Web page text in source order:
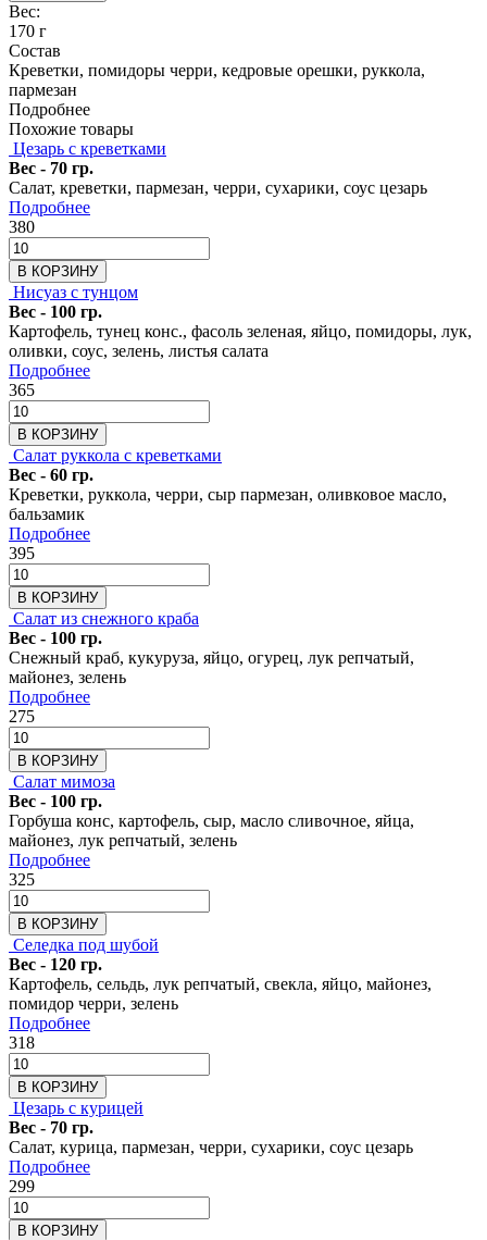
Вес:
170 г
Состав
Креветки, помидоры черри, кедровые орешки, руккола,
пармезан
Подробнее
Похожие товары
Цезарь с креветками
Вес - 70 гр.
Салат, креветки, пармезан, черри, сухарики, соус цезарь
Подробнее
380
В КОРЗИНУ
Нисуаз с тунцом
Вес - 100 гр.
Картофель, тунец конс., фасоль зеленая, яйцо, помидоры, лук,
оливки, соус, зелень, листья салата
Подробнее
365
В КОРЗИНУ
Салат руккола с креветками
Вес - 60 гр.
Креветки, руккола, черри, сыр пармезан, оливковое масло,
бальзамик
Подробнее
395
В КОРЗИНУ
Салат из снежного краба
Вес - 100 гр.
Снежный краб, кукуруза, яйцо, огурец, лук репчатый,
майонез, зелень
Подробнее
275
В КОРЗИНУ
Салат мимоза
Вес - 100 гр.
Горбуша конс, картофель, сыр, масло сливочное, яйца,
майонез, лук репчатый, зелень
Подробнее
325
В КОРЗИНУ
Селедка под шубой
Вес - 120 гр.
Картофель, сельдь, лук репчатый, свекла, яйцо, майонез,
помидор черри, зелень
Подробнее
318
В КОРЗИНУ
Цезарь с курицей
Вес - 70 гр.
Салат, курица, пармезан, черри, сухарики, соус цезарь
Подробнее
299
В КОРЗИНУ